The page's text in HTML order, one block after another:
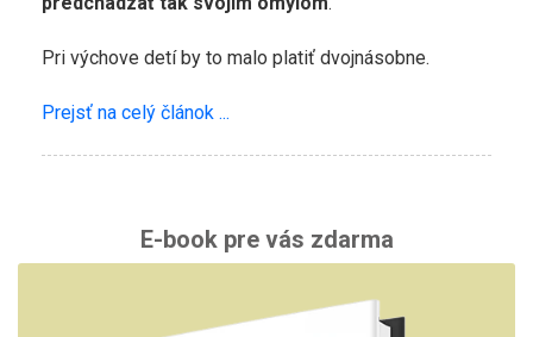
Pri výchove detí by to malo platiť dvojnásobne.
Prejsť na celý článok ...
E-book pre vás zdarma